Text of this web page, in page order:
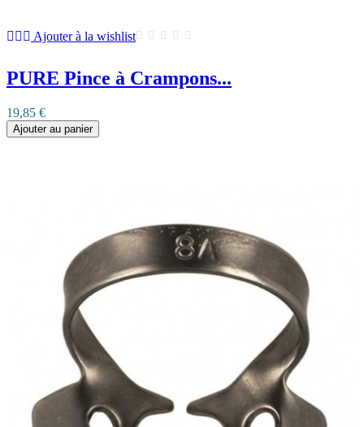
Ajouter à la wishlist
PURE Pince à Crampons...
19,85 €
Ajouter au panier